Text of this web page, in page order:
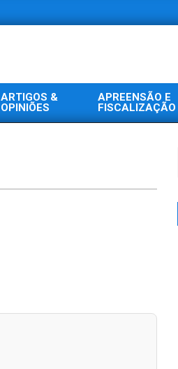
ARTIGOS &
OPINIÕES
APREENSÃO E
FISCALIZAÇÃO